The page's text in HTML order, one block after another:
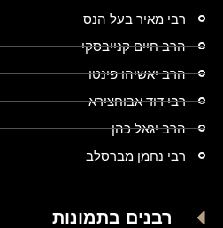
רבי מאיר בעל הנס
הרב חיים קנייבסקי
הרב יאשיהו פינטו
רבי דוד אבוחצירא
הרב יגאל כהן
רבי נחמן מברסלב
רבנים בתמונות